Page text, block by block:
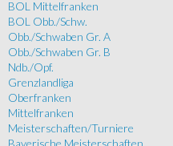
BOL Mittelfranken
BOL Obb./Schw.
Obb./Schwaben Gr. A
Obb./Schwaben Gr. B
Ndb./Opf.
Grenzlandliga
Oberfranken
Mittelfranken
Meisterschaften/Turniere
Bayerische Meisterschaften